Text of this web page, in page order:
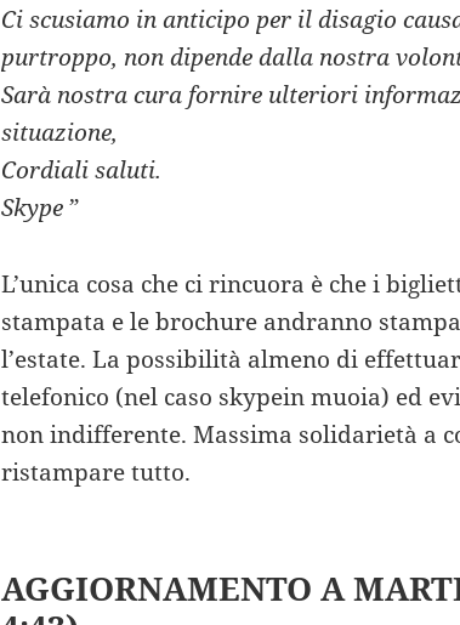
Ci scusiamo in anticipo per il disagio
purtroppo, non dipende dalla nostra
Sarà nostra cura fornire ulteriori
situazione,
Cordiali saluti.
Skype”
L’unica cosa che ci rincuora è che i
stampata e le brochure andranno
l’estate. La possibilità almeno di
telefonico (nel caso skypein muoia) ed
non indifferente. Massima solidarietà a
ristampare tutto.
AGGIORNAMENTO A